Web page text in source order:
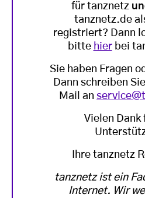
für tanznetz
tanznetz.de
registriert? Dann
bitte hierbei
Sie haben Fragen
Dann schreiben
Mail an
Vielen Dank
Ihre tanznetz
tanznetz ist ein
Internet. Wir